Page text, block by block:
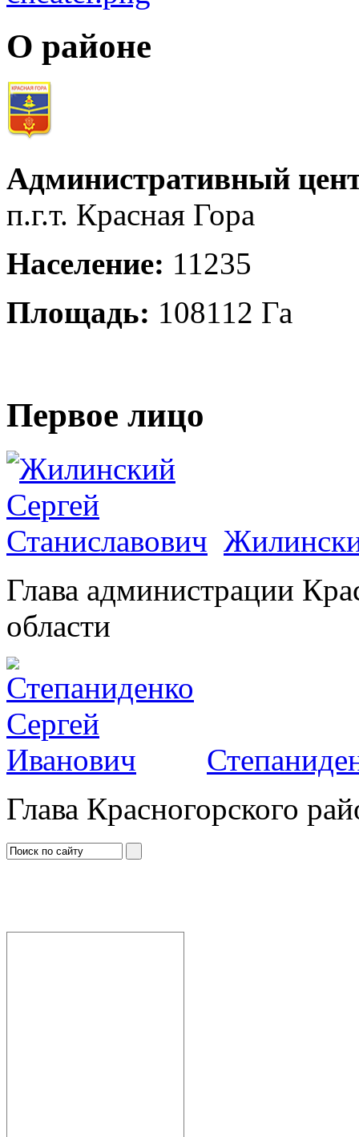
О районе
Административный
п.г.т. Красная Гора
Население: 11235
Площадь: 108112 Га
Первое лицо
Глава администрации
области
Глава Красногорского